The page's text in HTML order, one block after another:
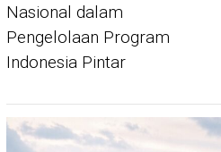
Nasional dalam
Pengelolaan Program
Indonesia Pintar